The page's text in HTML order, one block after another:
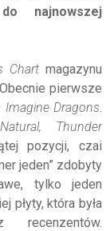
najnowszej
Chart magazynu
pierwsze
Imagine Dragons.
Natural, Thunder
pozycji, czai
jeden” zdobyty
tylko jeden
płyty, która była